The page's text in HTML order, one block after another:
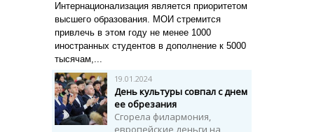
Интернационализация является приоритетом
высшего образования. MОИ стремится
привлечь в этом году не менее 1000
иностранных студентов в дополнение к 5000
тысячам,...
19.01.2024
День культуры совпал с днем
ее обрезания
Сгорела филармония,
европейские деньги на